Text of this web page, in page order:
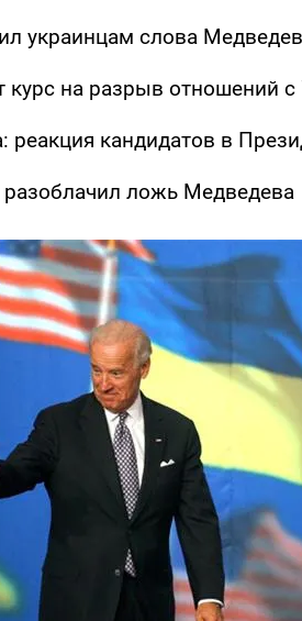
украинцам слова
на разрыв отношений с
реакция кандидатов в
ложь Медведева